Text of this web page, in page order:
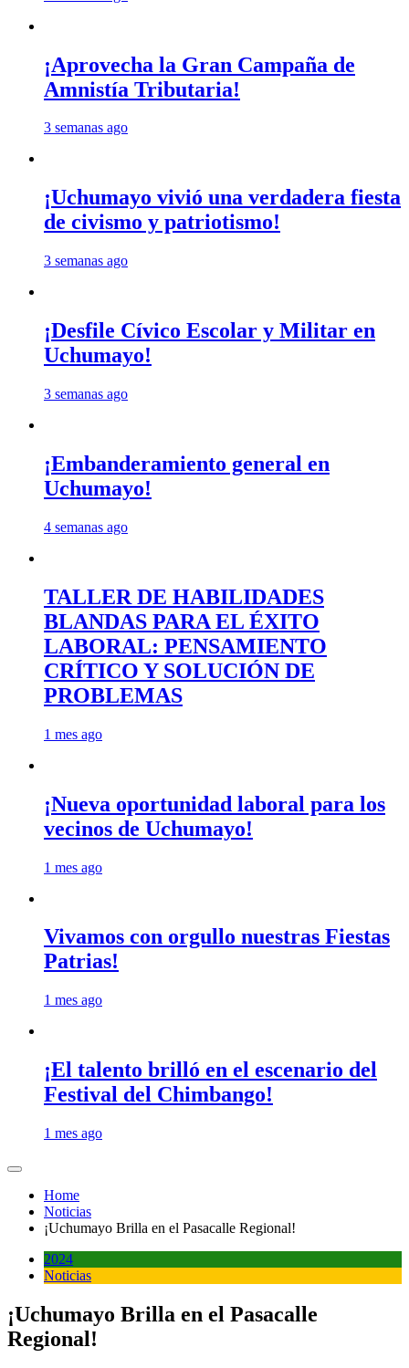
¡Aprovecha la Gran Campaña de
Amnistía Tributaria!
3 semanas ago
¡Uchumayo vivió una verdadera fiesta
de civismo y patriotismo!
3 semanas ago
¡Desfile Cívico Escolar y Militar en
Uchumayo!
3 semanas ago
¡Embanderamiento general en
Uchumayo!
4 semanas ago
TALLER DE HABILIDADES
BLANDAS PARA EL ÉXITO
LABORAL: PENSAMIENTO
CRÍTICO Y SOLUCIÓN DE
PROBLEMAS
1 mes ago
¡Nueva oportunidad laboral para los
vecinos de Uchumayo!
1 mes ago
Vivamos con orgullo nuestras Fiestas
Patrias!
1 mes ago
¡El talento brilló en el escenario del
Festival del Chimbango!
1 mes ago
Home
Noticias
¡Uchumayo Brilla en el Pasacalle Regional!
2024
Noticias
¡Uchumayo Brilla en el Pasacalle
Regional!